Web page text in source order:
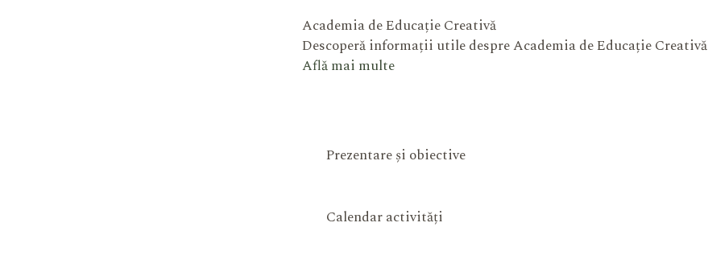
Academia de Educație Creativă
Descoperă informații utile despre Academia de Educație Creativă
Află mai multe
Prezentare și obiective
Calendar activități